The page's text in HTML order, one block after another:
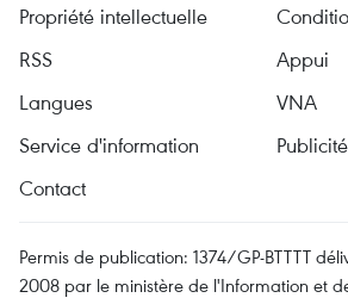
Propriété intellectuelle
RSS
Appui
Langues
VNA
Service d'information
Publicité
Contact
Permis de publication: 1374/GP-BTTTT
2008 par le ministère de l'Information et